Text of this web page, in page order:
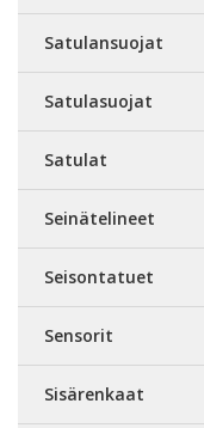
Satulansuojat
Satulasuojat
Satulat
Seinätelineet
Seisontatuet
Sensorit
Sisärenkaat